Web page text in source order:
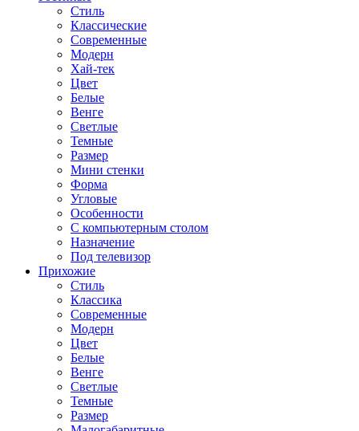
Стиль
Классические
Современные
Модерн
Хай-тек
Цвет
Белые
Венге
Светлые
Темные
Размер
Мини стенки
Форма
Угловые
Особенности
С компьютерным столом
Назначение
Под телевизор
Прихожие
Стиль
Классика
Современные
Модерн
Цвет
Белые
Венге
Светлые
Темные
Размер